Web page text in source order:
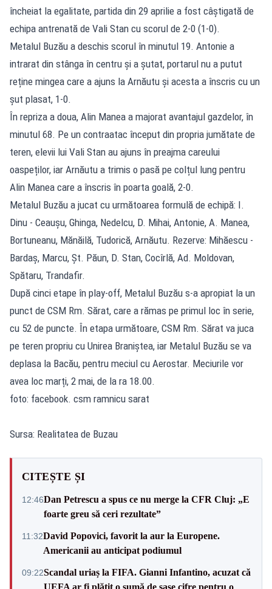
încheiat la egalitate, partida din 29 aprilie a fost câștigată de
echipa antrenată de Vali Stan cu scorul de 2-0 (1-0).
Metalul Buzău a deschis scorul în minutul 19. Antonie a
intrarat din stânga în centru și a șutat, portarul nu a putut
reține mingea care a ajuns la Arnăutu și acesta a înscris cu un
șut plasat, 1-0.
În repriza a doua, Alin Manea a majorat avantajul gazdelor, în
minutul 68. Pe un contraatac început din propria jumătate de
teren, elevii lui Vali Stan au ajuns în preajma careului
oaspeților, iar Arnăutu a trimis o pasă pe colțul lung pentru
Alin Manea care a înscris în poarta goală, 2-0.
Metalul Buzău a jucat cu următoarea formulă de echipă: I.
Dinu - Ceaușu, Ghinga, Nedelcu, D. Mihai, Antonie, A. Manea,
Bortuneanu, Mănăilă, Tudorică, Arnăutu. Rezerve: Mihăescu -
Bardaș, Marcu, Șt. Păun, D. Stan, Cocîrlă, Ad. Moldovan,
Spătaru, Trandafir.
După cinci etape în play-off, Metalul Buzău s-a apropiat la un
punct de CSM Rm. Sărat, care a rămas pe primul loc în serie,
cu 52 de puncte. În etapa următoare, CSM Rm. Sărat va juca
pe teren propriu cu Unirea Braniștea, iar Metalul Buzău se va
deplasa la Bacău, pentru meciul cu Aerostar. Meciurile vor
avea loc marți, 2 mai, de la ra 18.00.
foto: facebook. csm ramnicu sarat
Sursa: Realitatea de Buzau
CITEȘTE ȘI
12:46Dan Petrescu a spus ce nu merge la CFR Cluj: „E
foarte greu să ceri rezultate”
11:32David Popovici, favorit la aur la Europene.
Americanii au anticipat podiumul
09:22Scandal uriaș la FIFA. Gianni Infantino, acuzat că
UEFA ar fi plătit o sumă de șase cifre pentru o